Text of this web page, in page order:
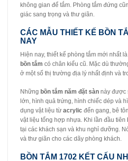
không gian để tắm. Phòng tắm đứng
giác sang trọng và thư giãn.
CÁC MẪU THIẾT KẾ BỒN
NAY
Hiện nay, thiết kế phòng tắm mới nhất
bồn tắm có chân kiểu cũ. Mặc dù
ở một số thị trường địa lý nhất định và
Những bồn tắm năm đặt sàn này được
lớn, hình quả trứng, hình chiếc dép và
dụng vật liệu từ acrylic đến gang, bê
vật liệu tổng hợp nhựa. Khi lần đầu tiên
tại các khách sạn và khu nghỉ dưỡng.
và thư giãn cho các dãy phòng khách.
BỒN TẮM 1702 KẾT CẤU